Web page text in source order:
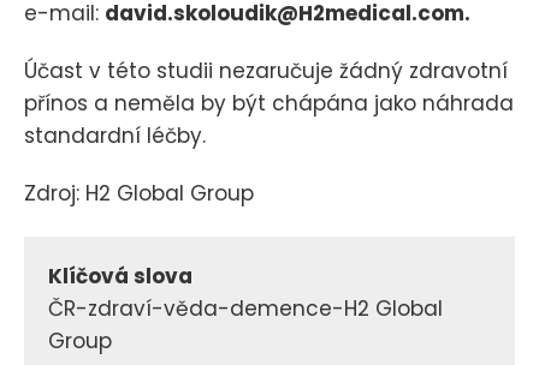
e-mail: david.skoloudik@H2medical.com.
Účast v této studii nezaručuje žádný zdravotní
přínos a neměla by být chápána jako náhrada
standardní léčby.
Zdroj: H2 Global Group
Klíčová slova
ČR-zdraví-věda-demence-H2 Global
Group